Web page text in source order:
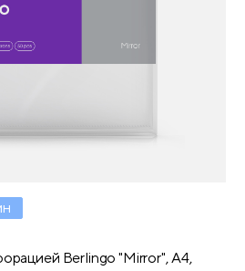
Berlingo "Mirror", А4,